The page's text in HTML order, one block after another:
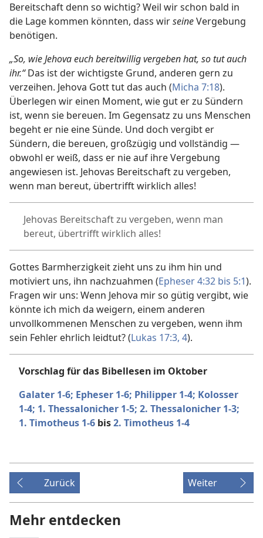
Bereitschaft denn so wichtig? Weil wir schon bald in
die Lage kommen könnten, dass wirseineVergebung
benötigen.
„So, wie Jehova euch bereitwillig vergeben hat, so tut auch
ihr.“Das ist der wichtigste Grund, anderen gern zu
verzeihen. Jehova Gott tut das auch (Micha 7:18).
Überlegen wir einen Moment, wie gut er zu Sündern
ist, wenn sie bereuen. Im Gegensatz zu uns Menschen
begeht er nie eine Sünde. Und doch vergibt er
Sündern, die bereuen, großzügig und vollständig —
obwohl er weiß, dass er nie auf ihre Vergebung
angewiesen ist. Jehovas Bereitschaft zu vergeben,
wenn man bereut, übertrifft wirklich alles!
Jehovas Bereitschaft zu vergeben, wenn man
bereut, übertrifft wirklich alles!
Gottes Barmherzigkeit zieht uns zu ihm hin und
motiviert uns, ihn nachzuahmen (Epheser 4:32 bis 5:1).
Fragen wir uns: Wenn Jehova mir so gütig vergibt, wie
könnte ich mich da weigern, einem anderen
unvollkommenen Menschen zu vergeben, wenn ihm
sein Fehler ehrlich leidtut? (Lukas 17:3, 4).
Vorschlag für das Bibellesen im Oktober
Galater 1-6; Epheser 1-6; Philipper 1-4; Kolosser
1-4; 1. Thessalonicher 1-5; 2. Thessalonicher 1-3;
1. Timotheus 1-6 bis2. Timotheus 1-4
Zurück Weiter
Mehr entdecken